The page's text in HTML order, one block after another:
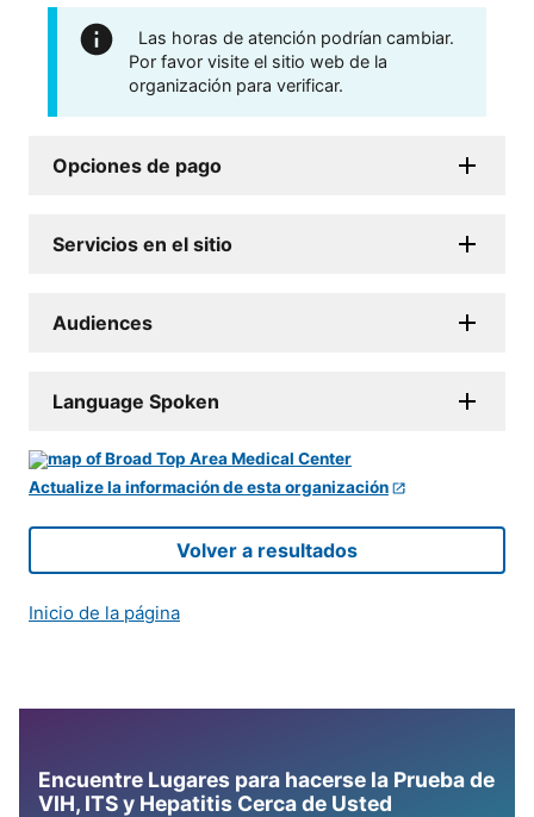
Las horas de atención podrían cambiar.
Por favor visite el sitio web de la
organización para verificar.
Opciones de pago
Servicios en el sitio
Audiences
Language Spoken
Actualize la información de esta organización
Volver a resultados
Inicio de la página
Encuentre Lugares para hacerse la Prueba de
VIH, ITS y Hepatitis Cerca de Usted